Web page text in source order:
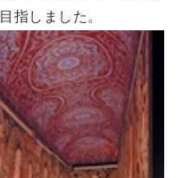
指しました。